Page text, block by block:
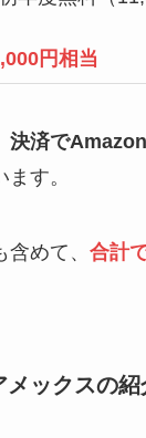
円相当
決済で
す。
めて、 合計
ックスの